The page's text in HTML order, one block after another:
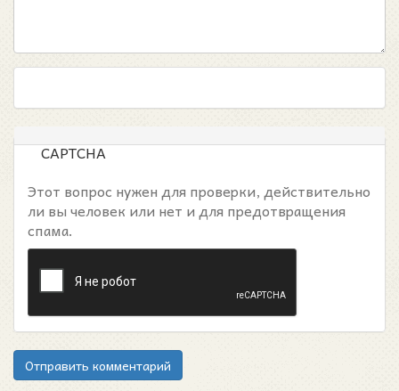
CAPTCHA
Этот вопрос нужен для проверки, действительно
ли вы человек или нет и для предотвращения
спама.
Отправить комментарий